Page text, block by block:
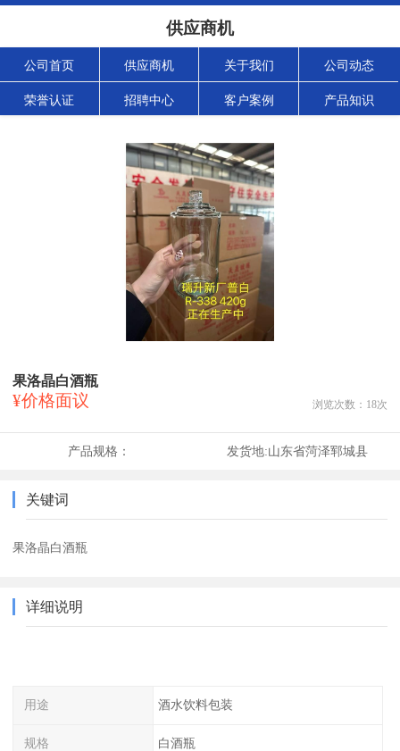
供应商机
公司首页 供应商机 关于我们 公司动态
荣誉认证 招聘中心 客户案例 产品知识
果洛晶白酒瓶
¥价格面议 浏览次数： 18次
产品规格： 发货地:山东省菏泽郓城县
关键词
果洛晶白酒瓶
详细说明
用途 酒水饮料包装
规格 白酒瓶